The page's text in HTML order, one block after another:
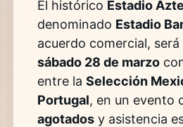
El histórico Estadio
denominado Estadio
acuerdo comercial,
sábado 28 de marzo
entre la Selección
Portugal, en un evento
agotadosy asistencia